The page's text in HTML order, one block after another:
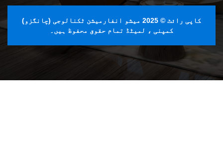
کاپی رائٹ © 2025 میشو انفارمیشن ٹکنالوجی (چانگزو)
کمپنی ، لمیٹڈ تمام حقوق محفوظ ہیں۔